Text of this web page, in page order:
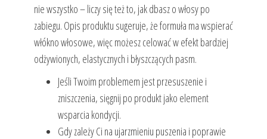
nie wszystko – liczy się też to, jak dbasz o włosy po
zabiegu. Opis produktu sugeruje, że formuła ma wspierać
włókno włosowe, więc możesz celować w efekt bardziej
odżywionych, elastycznych i błyszczących pasm.
Jeśli Twoim problemem jest przesuszenie i
zniszczenia, sięgnij po produkt jako element
wsparcia kondycji.
Gdy zależy Ci na ujarzmieniu puszenia i poprawie